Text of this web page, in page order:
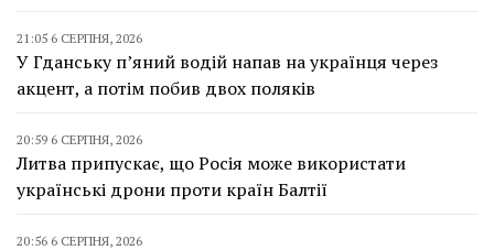
21:05 6 СЕРПНЯ, 2026
У Гданську п’яний водій напав на українця через
акцент, а потім побив двох поляків
20:59 6 СЕРПНЯ, 2026
Литва припускає, що Росія може використати
українські дрони проти країн Балтії
20:56 6 СЕРПНЯ, 2026